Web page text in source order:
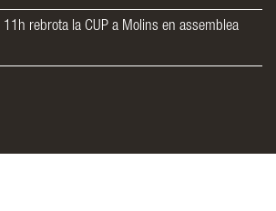
rebrota la CUP a Molins en assemblea